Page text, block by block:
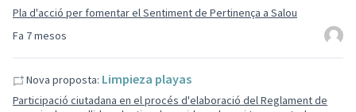
Fa 7 mesos
Pla d'acció per fomentar el Sentiment de Pertinença a Salou
Nova proposta: Limpieza playas
Participació ciutadana en el procés d'elaboració del Reglament de